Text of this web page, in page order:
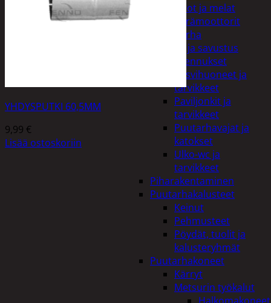
Airot ja melat
Perämoottorit
Piha ja puutarha
Grillaus ja savustus
Piharakennukset
Kasvihuoneet ja
tarvikkeet
Paviljonkit ja
tarvikkeet
Puutarhavajat ja
katokset
Ulko-wc ja
tarvikkeet
Piharakentaminen
Puutarhakalusteet
Keinut
Pehmusteet
Pöydät, tuolit ja
kalusteryhmät
Puutarhakoneet
Kärryt
Metsurin työkalut
YHDYSPUTKI 60,5MM
9,99 €
Lisää ostoskoriin